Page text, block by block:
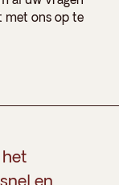
met ons op te